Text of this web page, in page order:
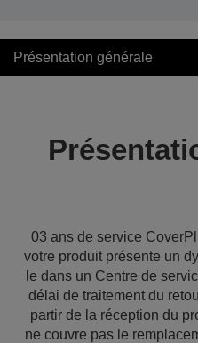
Présentation générale
03 ans de service
votre produit présente un
le dans un Centre de
délai de traitement du
partir de la réception du
ne couvre pas le